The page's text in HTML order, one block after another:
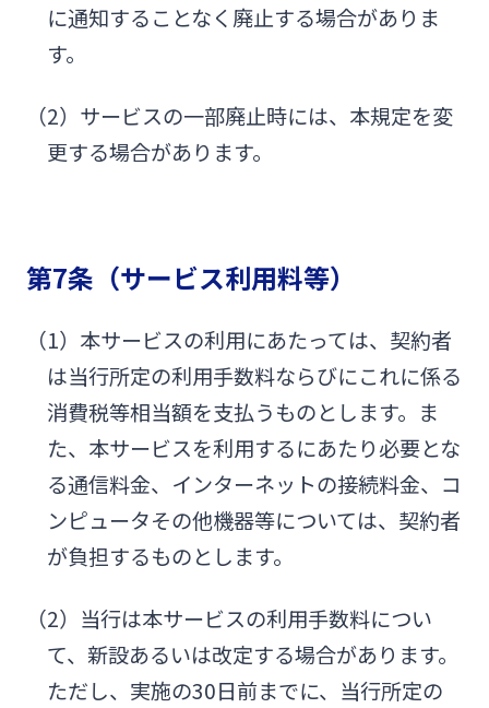
に通知することなく廃止する場合がありま
す。
（2）サービスの一部廃止時には、本規定を変
更する場合があります。
第7条（サービス利用料等）
（1）本サービスの利用にあたっては、契約者
は当行所定の利用手数料ならびにこれに係る
消費税等相当額を支払うものとします。ま
た、本サービスを利用するにあたり必要とな
る通信料金、インターネットの接続料金、コ
ンピュータその他機器等については、契約者
が負担するものとします。
（2）当行は本サービスの利用手数料につい
て、新設あるいは改定する場合があります。
ただし、実施の30日前までに、当行所定の